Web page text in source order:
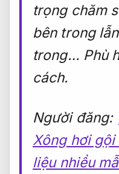
trọng chăm
bên trong
trong… Phù
cách.
Người đăng:
Xông hơi
liệu nhiều